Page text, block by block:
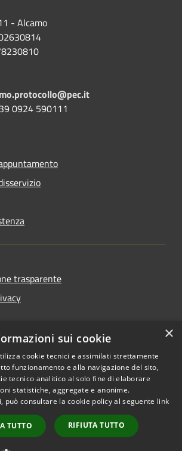
- Alcamo
0924 590111
trasparente
accessibilità
Copyright © 2026 • Comune di
Alcamo • Powered by
Municipium•
Accesso
redazione
×
sui cookie
cookie tecnici e assimilati strettamente
funzionamento e alla navigazione del sito,
tecnico analitico al solo fine di elaborare
statistiche, aggregate e anonime.
può consultare la cookie policy al seguente link
TUTTO RIFIUTA TUTTO